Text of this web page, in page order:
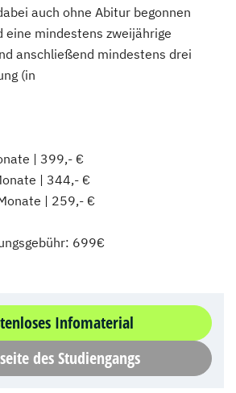
auch ohne Abitur begonnen
eine mindestens zweijährige
anschließend mindestens drei
(in
| 399,- €
| 344,- €
| 259,- €
699€
Infomaterial
des Studiengangs